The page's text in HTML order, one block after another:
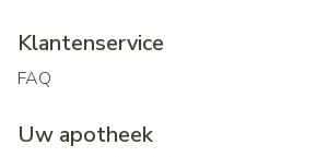
Klantenservice
FAQ
Uw apotheek